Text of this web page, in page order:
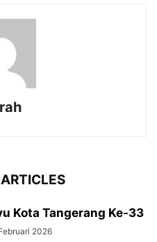
Kota Tangerang Ke-33
2026